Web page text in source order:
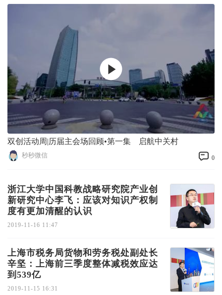
双创活动周|历届主会场回顾•第一集 启航中关村
秒秒微信 0
浙江大学中国科教战略研究院产业创
新研究中心李飞：应该对知识产权制
度有更加清醒的认识
2019-11-16 11:47
上海市税务局货物和劳务税处副处长
辛坚：上海前三季度整体减税效应达
到539亿
2019-11-15 16:31